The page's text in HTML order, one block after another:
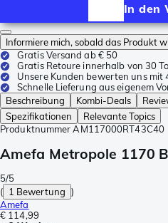
In den
Informiere mich, sobald das Produkt
Gratis Versand ab € 50
Gratis Retoure innerhalb von 30
Unsere Kunden bewerten uns mit
Schnelle Lieferung aus eigenem
Beschreibung
Kombi-Deals
Spezifikationen
Relevante Topics
Produktnummer AM117000RT43C40
Amefa Metropole 1170
5/5
( 1 Bewertung )
Amefa
€ 114,99